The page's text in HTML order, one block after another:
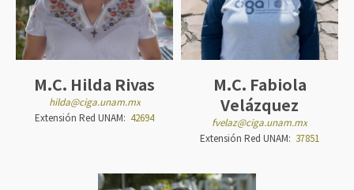
M.C. Hilda Rivas
hilda@ciga.unam.mx
Extensión Red UNAM: 42694
M.C. Fabiola
Velázquez
fvelaz@ciga.unam.mx
Extensión Red UNAM: 37851